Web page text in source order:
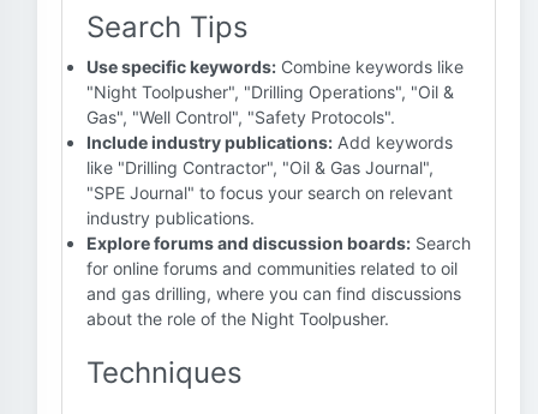
Search Tips
Use specific keywords: Combine keywords like
"Night Toolpusher", "Drilling Operations", "Oil &
Gas", "Well Control", "Safety Protocols".
Include industry publications: Add keywords
like "Drilling Contractor", "Oil & Gas Journal",
"SPE Journal" to focus your search on relevant
industry publications.
Explore forums and discussion boards: Search
for online forums and communities related to oil
and gas drilling, where you can find discussions
about the role of the Night Toolpusher.
Techniques